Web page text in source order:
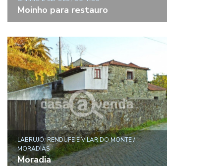
Moinho para restauro
LABRUJÓ, RENDUFE E VILAR DO MONTE /
MORADIAS
Moradia